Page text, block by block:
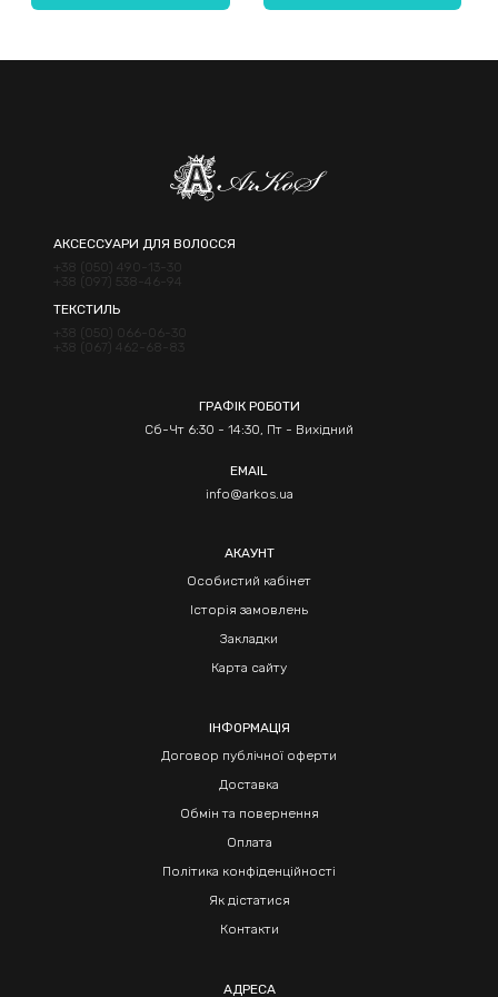
АКСЕССУАРИ ДЛЯ ВОЛОССЯ
+38 (050) 490-13-30
+38 (097) 538-46-94
ТЕКСТИЛЬ
+38 (050) 066-06-30
+38 (067) 462-68-83
ГРАФІК РОБОТИ
Сб-Чт 6:30 - 14:30, Пт - Вихідний
EMAIL
info@arkos.ua
АКАУНТ
Особистий кабінет
Історія замовлень
Закладки
Карта сайту
ІНФОРМАЦІЯ
Договор публічної оферти
Доставка
Обмін та повернення
Оплата
Політика конфіденційності
Як дістатися
Контакти
АДРЕСА